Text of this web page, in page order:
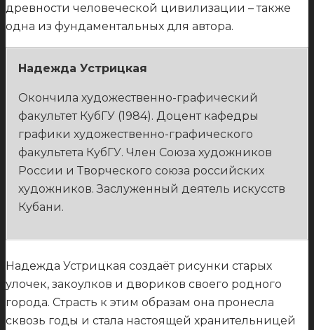
древности человеческой цивилизации – также
одна из фундаментальных для автора.
Надежда Устрицкая
Окончила художественно-графический
факультет КубГУ (1984). Доцент кафедры
графики художественно-графического
факультета КубГУ. Член Союза художников
России и Творческого союза российских
художников. Заслуженный деятель искусств
Кубани.
Надежда Устрицкая создаёт рисунки старых
улочек, закоулков и двориков своего родного
города. Страсть к этим образам она пронесла
сквозь годы и стала настоящей хранительницей